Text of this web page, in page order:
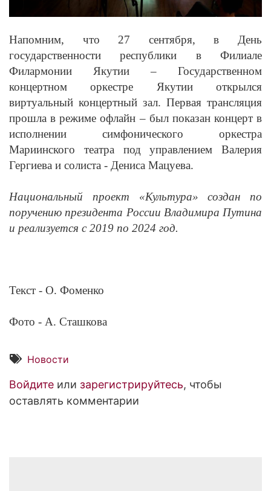
Напомним, что 27 сентября,в День
государственности республики в Филиале
Филармонии Якутии – Государственном
концертном оркестре Якутии открылся
виртуальный концертный зал. Первая трансляция
прошла в режиме офлайн – был показан концерт в
исполнении симфонического оркестра
Мариинского театра под управлением Валерия
Гергиева и солиста - Дениса Мацуева.
Национальный проект «Культура» создан по
поручению президента России Владимира Путина
и реализуется с 2019 по 2024 год.
Текст - О. Фоменко
Фото - А. Сташкова
Новости
Войдите или зарегистрируйтесь, чтобы
оставлять комментарии